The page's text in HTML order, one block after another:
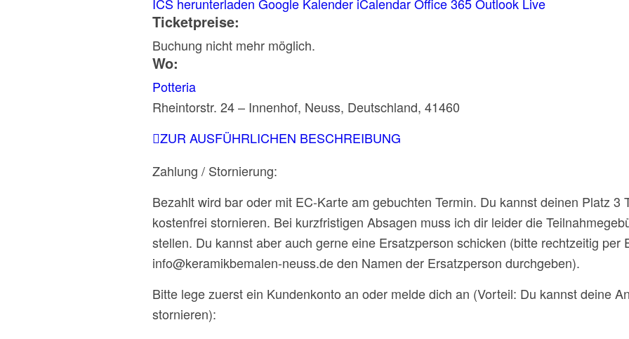
Ticketpreise:
Buchung nicht mehr möglich.
Wo:
Potteria
Rheintorstr. 24 – Innenhof, Neuss, Deutschland, 41460
ZUR AUSFÜHRLICHEN BESCHREIBUNG
Zahlung / Stornierung:
Bezahlt wird bar oder mit EC-Karte am gebuchten Termin. Du kannst deinen Platz 3
kostenfrei stornieren. Bei kurzfristigen Absagen muss ich dir leider die
stellen. Du kannst aber auch gerne eine Ersatzperson schicken (bitte rechtzeitig per
info@keramikbemalen-neuss.de den Namen der Ersatzperson durchgeben).
Bitte lege zuerst ein Kundenkonto an oder melde dich an (Vorteil: Du kannst deine
stornieren):